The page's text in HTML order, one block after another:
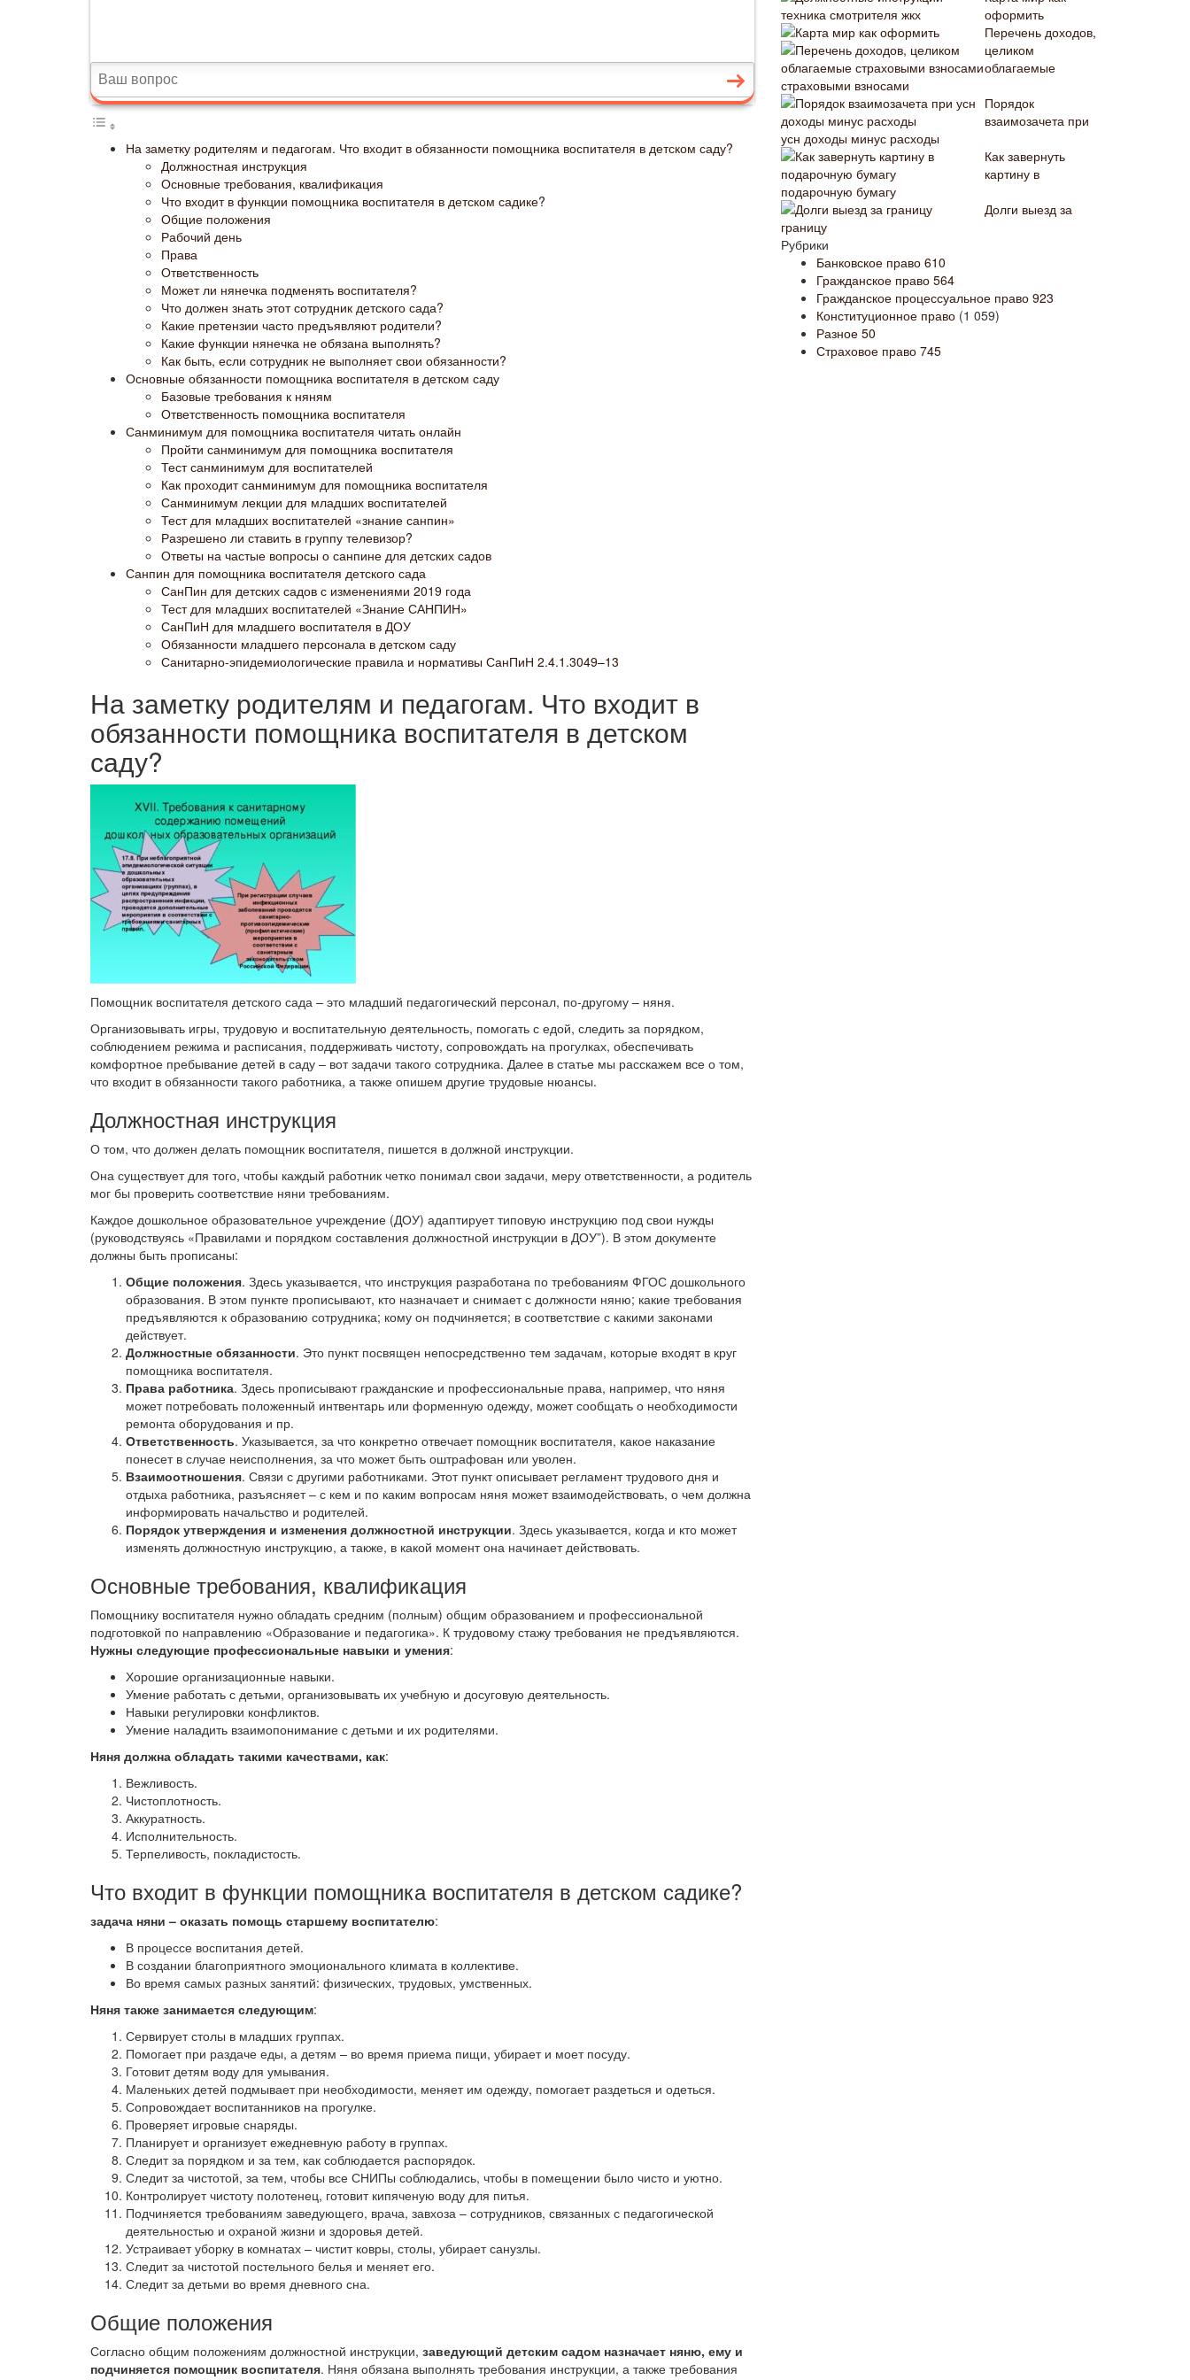
На заметку родителям и педагогам. Что входит в обязанности помощника воспитателя в детском саду?
Должностная инструкция
Основные требования, квалификация
Что входит в функции помощника воспитателя в детском садике?
Общие положения
Рабочий день
Права
Ответственность
Может ли нянечка подменять воспитателя?
Что должен знать этот сотрудник детского сада?
Какие претензии часто предъявляют родители?
Какие функции нянечка не обязана выполнять?
Как быть, если сотрудник не выполняет свои обязанности?
Основные обязанности помощника воспитателя в детском саду
Базовые требования к няням
Ответственность помощника воспитателя
Санминимум для помощника воспитателя читать онлайн
Пройти санминимум для помощника воспитателя
Тест санминимум для воспитателей
Как проходит санминимум для помощника воспитателя
Санминимум лекции для младших воспитателей
Тест для младших воспитателей «знание санпин»
Разрешено ли ставить в группу телевизор?
Ответы на частые вопросы о санпине для детских садов
Санпин для помощника воспитателя детского сада
СанПин для детских садов с изменениями 2019 года
Тест для младших воспитателей «Знание САНПИН»
СанПиН для младшего воспитателя в ДОУ
Обязанности младшего персонала в детском саду
Санитарно-эпидемиологические правила и нормативы СанПиН 2.4.1.3049–13
На заметку родителям и педагогам. Что входит в
обязанности помощника воспитателя в детском
саду?
Помощник воспитателя детского сада – это младший педагогический персонал, по-другому – няня.
Организовывать игры, трудовую и воспитательную деятельность, помогать с едой, следить за порядком,
соблюдением режима и расписания, поддерживать чистоту, сопровождать на прогулках, обеспечивать
комфортное пребывание детей в саду – вот задачи такого сотрудника. Далее в статье мы расскажем все о том,
что входит в обязанности такого работника, а также опишем другие трудовые нюансы.
Должностная инструкция
О том, что должен делать помощник воспитателя, пишется в должной инструкции.
Она существует для того, чтобы каждый работник четко понимал свои задачи, меру ответственности, а родитель
мог бы проверить соответствие няни требованиям.
Каждое дошкольное образовательное учреждение (ДОУ) адаптирует типовую инструкцию под свои нужды
(руководствуясь «Правилами и порядком составления должностной инструкции в ДОУ”). В этом документе
должны быть прописаны:
Общие положения. Здесь указывается, что инструкция разработана по требованиям ФГОС дошкольного
образования. В этом пункте прописывают, кто назначает и снимает с должности няню; какие требования
предъявляются к образованию сотрудника; кому он подчиняется; в соответствие с какими законами
действует.
Должностные обязанности. Это пункт посвящен непосредственно тем задачам, которые входят в круг
помощника воспитателя.
Права работника. Здесь прописывают гражданские и профессиональные права, например, что няня
может потребовать положенный интвентарь или форменную одежду, может сообщать о необходимости
ремонта оборудования и пр.
Ответственность. Указывается, за что конкретно отвечает помощник воспитателя, какое наказание
понесет в случае неисполнения, за что может быть оштрафован или уволен.
Взаимоотношения. Связи с другими работниками. Этот пункт описывает регламент трудового дня и
отдыха работника, разъясняет – с кем и по каким вопросам няня может взаимодействовать, о чем должна
информировать начальство и родителей.
Порядок утверждения и изменения должностной инструкции. Здесь указывается, когда и кто может
изменять должностную инструкцию, а также, в какой момент она начинает действовать.
Основные требования, квалификация
Помощнику воспитателя нужно обладать средним (полным) общим образованием и профессиональной
подготовкой по направлению «Образование и педагогика». К трудовому стажу требования не предъявляются.
Нужны следующие профессиональные навыки и умения:
Хорошие организационные навыки.
Умение работать с детьми, организовывать их учебную и досуговую деятельность.
Навыки регулировки конфликтов.
Умение наладить взаимопонимание с детьми и их родителями.
Няня должна обладать такими качествами, как:
Вежливость.
Чистоплотность.
Аккуратность.
Исполнительность.
Терпеливость, покладистость.
Что входит в функции помощника воспитателя в детском садике?
задача няни – оказать помощь старшему воспитателю:
В процессе воспитания детей.
В создании благоприятного эмоционального климата в коллективе.
Во время самых разных занятий: физических, трудовых, умственных.
Няня также занимается следующим:
Сервирует столы в младших группах.
Помогает при раздаче еды, а детям – во время приема пищи, убирает и моет посуду.
Готовит детям воду для умывания.
Маленьких детей подмывает при необходимости, меняет им одежду, помогает раздеться и одеться.
Сопровождает воспитанников на прогулке.
Проверяет игровые снаряды.
Планирует и организует ежедневную работу в группах.
Следит за порядком и за тем, как соблюдается распорядок.
Следит за чистотой, за тем, чтобы все СНИПы соблюдались, чтобы в помещении было чисто и уютно.
Контролирует чистоту полотенец, готовит кипяченую воду для питья.
Подчиняется требованиям заведующего, врача, завхоза – сотрудников, связанных с педагогической
деятельностью и охраной жизни и здоровья детей.
Устраивает уборку в комнатах – чистит ковры, столы, убирает санузлы.
Следит за чистотой постельного белья и меняет его.
Следит за детьми во время дневного сна.
Общие положения
Согласно общим положениям должностной инструкции, заведующий детским садом назначает няню, ему и
подчиняется помощник воспитателя. Няня обязана выполнять требования инструкции, а также требования
оформить
Перечень доходов,
целиком
облагаемые
страховыми взносами
Порядок
взаимозачета при
усн доходы минус расходы
Как завернуть
картину в
подарочную бумагу
Долги выезд за
границу
Рубрики
Банковское право 610
Гражданское право 564
Гражданское процессуальное право 923
Конституционное право (1 059)
Разное 50
Страховое право 745